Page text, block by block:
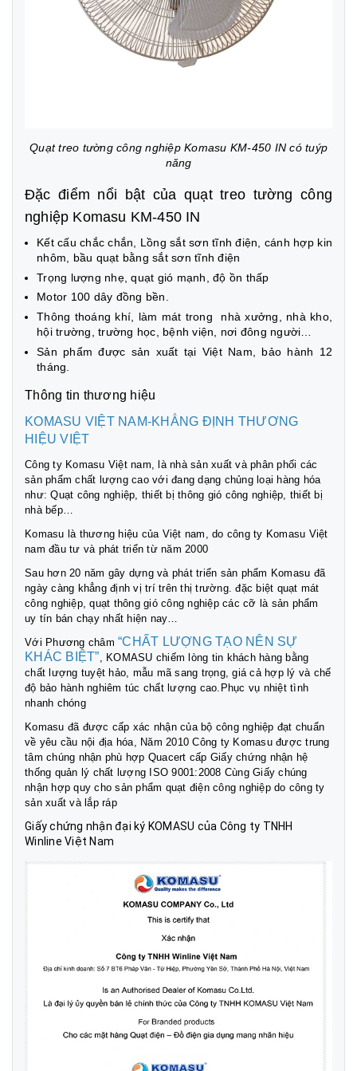
Quạt treo tường công nghiệp Komasu KM-450 IN có tuýp
năng
Đặc điểm nổi bật của quạt treo tường công
nghiệp Komasu KM-450 IN
Kết cấu chắc chắn, Lồng sắt sơn tĩnh điện, cánh hợp kin
nhôm, bầu quạt bằng sắt sơn tĩnh điện
Trọng lượng nhẹ, quạt gió mạnh, độ ồn thấp
Motor 100 dây đồng bền.
Thông thoáng khí, làm mát trong nhà xưởng, nhà kho,
hội trường, trường học, bệnh viện, nơi đông người…
Sản phẩm được sản xuất tại Việt Nam, bảo hành 12
tháng.
Thông tin thương hiệu
KOMASU VIỆT NAM-KHẲNG ĐỊNH THƯƠNG
HIỆU VIỆT
Công ty Komasu Việt nam, là nhà sản xuất và phân phối các
sản phẩm chất lượng cao với đang dạng chủng loại hàng hóa
như: Quạt công nghiệp, thiết bị thông gió công nghiệp, thiết bị
nhà bếp…
Komasu là thương hiệu của Việt nam, do công ty Komasu Việt
nam đầu tư và phát triển từ năm 2000
Sau hơn 20 năm gây dựng và phát triển sản phẩm Komasu đã
ngày càng khẳng định vị trí trên thị trường. đặc biệt quạt mát
công nghiệp, quạt thông gió công nghiệp các cỡ là sản phẩm
uy tín bán chạy nhất hiện nay…
Với Phương châm “CHẤT LƯỢNG TẠO NÊN SỰ
KHÁC BIỆT” , KOMASU chiếm lòng tin khách hàng bằng
chất lượng tuyệt hảo, mẫu mã sang trọng, giá cả hợp lý và chế
độ bảo hành nghiêm túc chất lượng cao.Phục vụ nhiệt tình
nhanh chóng
Komasu đã được cấp xác nhận của bộ công nghiệp đạt chuẩn
về yêu cầu nội địa hóa, Năm 2010 Công ty Komasu được trung
tâm chúng nhận phù hợp Quacert cấp Giấy chứng nhận hệ
thống quản lý chất lượng ISO 9001:2008 Cùng Giấy chúng
nhận hợp quy cho sản phẩm quạt điện công nghiệp do công ty
sản xuất và lắp ráp
Giấy chứng nhận đại ký KOMASU của Công ty TNHH
Winline Việt Nam